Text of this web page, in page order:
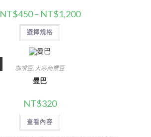
NT$450 – NT$1,200
選擇規格
咖啡豆, 大宗商業豆
曼巴
NT$320
查看內容